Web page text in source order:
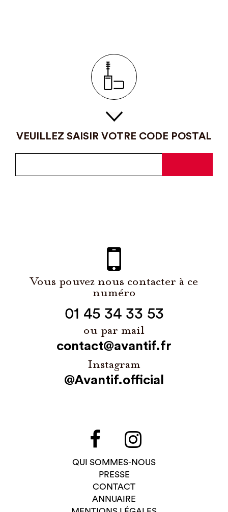
VEUILLEZ SAISIR VOTRE CODE POSTAL
Vous pouvez nous contacter à ce
numéro
01 45 34 33 53
ou par mail
contact@avantif.fr
Instagram
@Avantif.official
QUI SOMMES-NOUS
PRESSE
CONTACT
ANNUAIRE